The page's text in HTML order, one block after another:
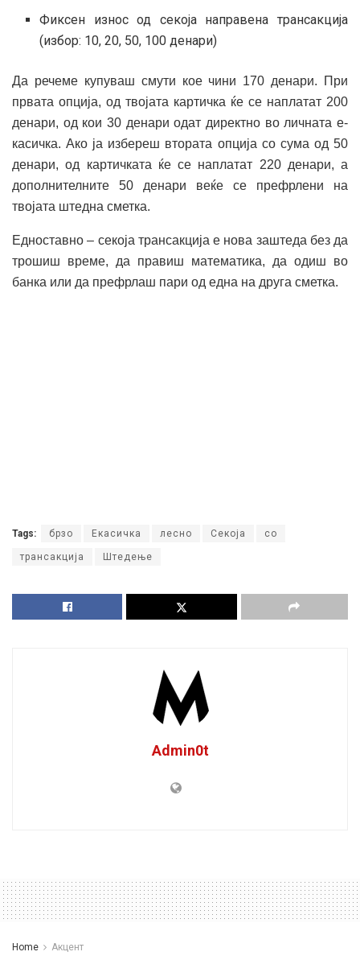
Фиксен износ од секоја направена трансакција
(избор: 10, 20, 50, 100 денари)
Да речеме купуваш смути кое чини 170 денари. При
првата опција, од твојата картичка ќе се наплатат 200
денари, од кои 30 денари одат директно во личната е-
касичка. Ако ја избереш втората опција со сума од 50
денари, од картичката ќе се наплатат 220 денари, а
дополнителните 50 денари веќе се префрлени на
твојата штедна сметка.
Едноставно – секоја трансакција е нова заштеда без да
трошиш време, да правиш математика, да одиш во
банка или да префрлаш пари од една на друга сметка.
Tags: брзо Екасичка лесно Секоја со
трансакција Штедење
Admin0t
Home Акцент